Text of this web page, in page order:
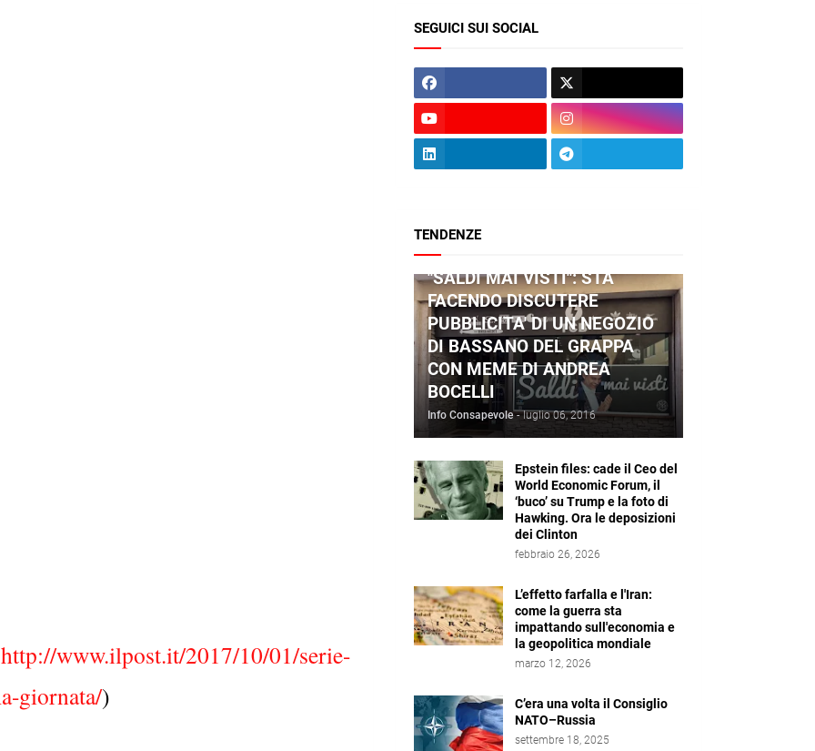
http://www.ilpost.it/2017/10/01/serie-
giornata/)
SEGUICI SUI SOCIAL
TENDENZE
"SALDI MAI VISTI": STA
FACENDO DISCUTERE
PUBBLICITA' DI UN NEGOZIO
DI BASSANO DEL GRAPPA
CON MEME DI ANDREA
BOCELLI
Info Consapevole - luglio 06, 2016
Epstein files: cade il Ceo del
World Economic Forum, il
‘buco’ su Trump e la foto di
Hawking. Ora le deposizioni
dei Clinton
febbraio 26, 2026
L’effetto farfalla e l'Iran:
come la guerra sta
impattando sull'economia e
la geopolitica mondiale
marzo 12, 2026
C’era una volta il Consiglio
NATO–Russia
settembre 18, 2025